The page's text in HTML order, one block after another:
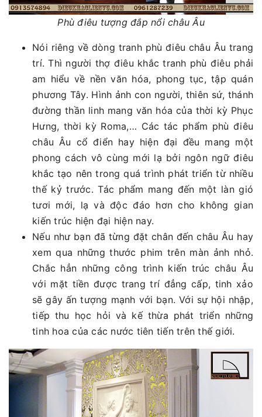
Phù điêu tượng đắp nổi châu Âu
Nói riêng về dòng tranh phù điêu châu Âu trang
trí. Thì người thợ điêu khắc tranh phù điêu phải
am hiểu về nền văn hóa, phong tục, tập quán
phương Tây. Hình ảnh con người, thiên sứ, thánh
đường thần linh mang văn hóa của thời kỳ Phục
Hưng, thời kỳ Roma,… Các tác phẩm phù điêu
châu Âu cổ điển hay hiện đại đều mang một
phong cách vô cùng mới lạ bởi ngôn ngữ điêu
khắc tạo nên trong quá trình phát triển từ nhiều
thế kỷ trước. Tác phẩm mang đến một làn gió
tươi mới, lạ và độc đáo hơn cho không gian
kiến trúc hiện đại hiện nay.
Nếu như bạn đã từng đặt chân đến châu Âu hay
xem qua những thước phim trên màn ảnh nhỏ.
Chắc hẳn những công trình kiến trúc châu Âu
với mặt tiền được trang trí đẳng cấp, tinh xảo
sẽ gây ấn tượng mạnh với bạn. Với sự hội nhập,
tiếp thu học hỏi và kế thừa phát triển những
tinh hoa của các nước tiên tiến trên thế giới.